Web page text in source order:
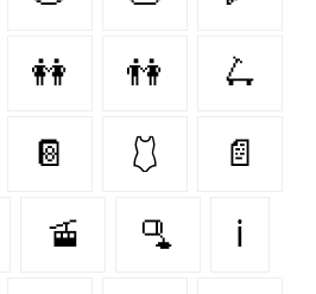
👭 👫 🛴
📔 🩱 📄
🚡 🫗 ℹ